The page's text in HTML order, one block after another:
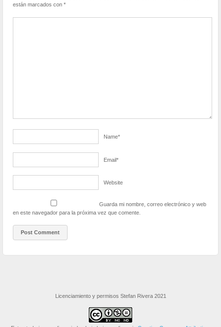
están marcados con *
Name*
Email*
Website
Guarda mi nombre, correo electrónico y web
en este navegador para la próxima vez que comente.
Licenciamiento y permisos Stefan Rivera 2021